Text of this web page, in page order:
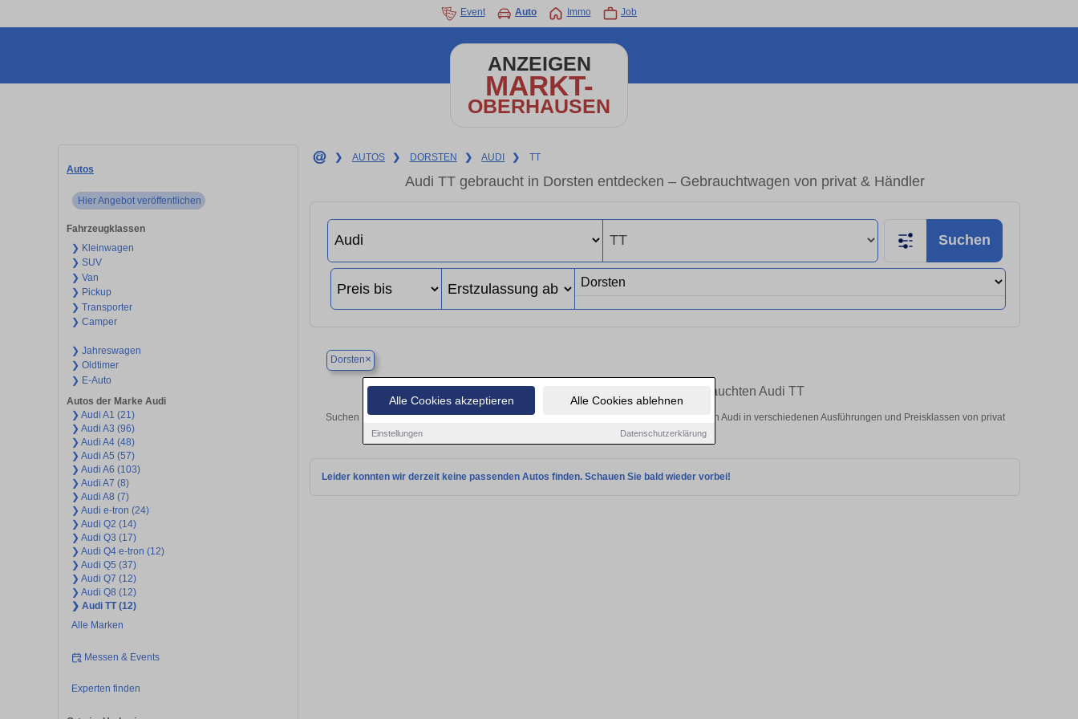
Alle Cookies akzeptieren Alle Cookies ablehnen
Einstellungen Datenschutzerklärung
Event Auto Immo Job
ANZEIGEN
MARKT-
OBERHAUSEN
Autos
Hier Angebot veröffentlichen
Fahrzeugklassen
❯ Kleinwagen
❯ SUV
❯ Van
❯ Pickup
❯ Transporter
❯ Camper
❯ Jahreswagen
❯ Oldtimer
❯ E-Auto
Autos der Marke Audi
❯ Audi A1 (21)
❯ Audi A3 (96)
❯ Audi A4 (48)
❯ Audi A5 (57)
❯ Audi A6 (103)
❯ Audi A7 (8)
❯ Audi A8 (7)
❯ Audi e-tron (24)
❯ Audi Q2 (14)
❯ Audi Q3 (17)
❯ Audi Q4 e-tron (12)
❯ Audi Q5 (37)
❯ Audi Q7 (12)
❯ Audi Q8 (12)
❯ Audi TT (12)
Alle Marken
Messen & Events
Experten finden
❯ AUTOS ❯ DORSTEN ❯ AUDI ❯ TT
Audi TT gebraucht in Dorsten entdecken – Gebrauchtwagen von privat & Händler
Suchen
Dorsten×
Finden Sie in Dorsten Ihren gebrauchten Audi TT
Suchen Sie in Dorsten einen Audi TT Gebrauchtwagen? Entdecken Sie gebrauchte TT von Audi in verschiedenen Ausführungen und Preisklassen von privat
und vom Händler.
Leider konnten wir derzeit keine passenden Autos finden. Schauen Sie bald wieder vorbei!